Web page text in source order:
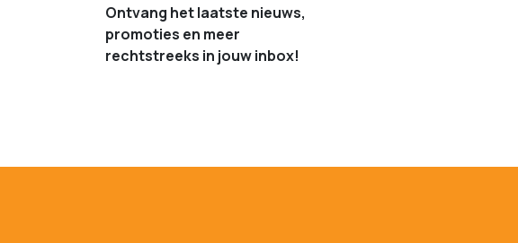
Ontvang het laatste nieuws,
promoties en meer
rechtstreeks in jouw inbox!